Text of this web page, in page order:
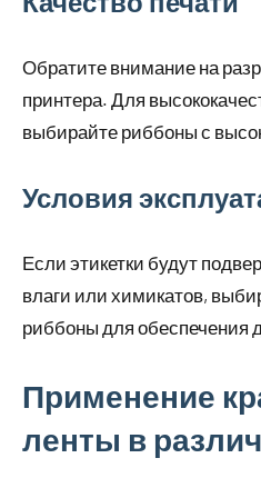
Обратите внимание на
принтера. Для
выбирайте риббоны с
Условия
Если этикетки будут
влаги или химикатов,
риббоны для обеспечения
Применение
ленты в